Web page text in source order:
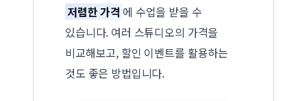
저렴한 가격 에 수업을 받을 수
있습니다. 여러 스튜디오의 가격을
비교해보고, 할인 이벤트를 활용하는
것도 좋은 방법입니다.